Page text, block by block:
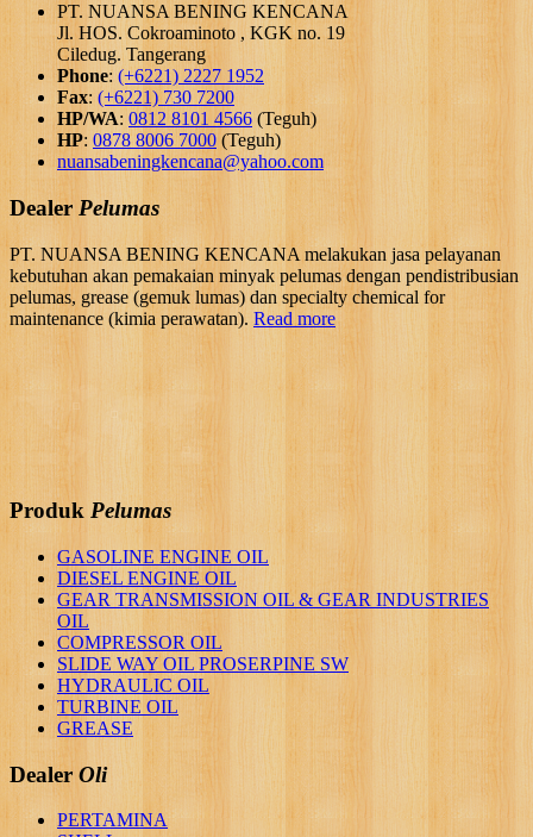
PT. NUANSA BENING KENCANA
Jl. HOS. Cokroaminoto , KGK no. 19
Ciledug. Tangerang
Phone: (+6221) 2227 1952
Fax: (+6221) 730 7200
HP/WA: 0812 8101 4566 (Teguh)
HP: 0878 8006 7000 (Teguh)
nuansabeningkencana@yahoo.com
Dealer Pelumas
PT. NUANSA BENING KENCANA melakukan jasa pelayanan
kebutuhan akan pemakaian minyak pelumas dengan pendistribusian
pelumas, grease (gemuk lumas) dan specialty chemical for
maintenance (kimia perawatan). Read more
Produk Pelumas
GASOLINE ENGINE OIL
DIESEL ENGINE OIL
GEAR TRANSMISSION OIL & GEAR INDUSTRIES
OIL
COMPRESSOR OIL
SLIDE WAY OIL PROSERPINE SW
HYDRAULIC OIL
TURBINE OIL
GREASE
Dealer Oli
PERTAMINA